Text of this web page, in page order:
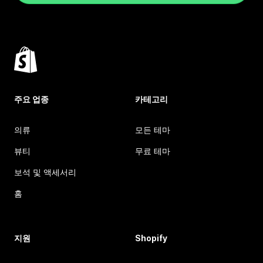
주요 업종
의류
뷰티
보석 및 액세서리
홈
카테고리
모든 테마
무료 테마
지원 Shopify